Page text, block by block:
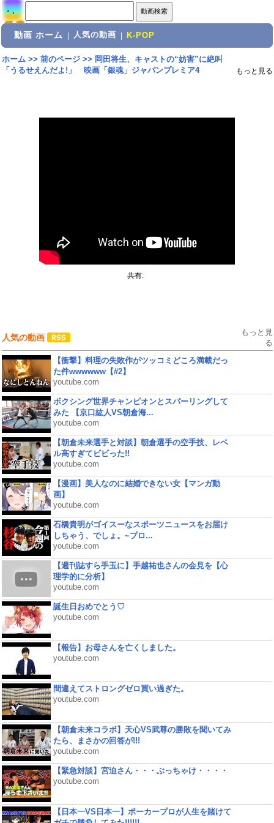
動画 ホーム 人気の動画 K-POP
ホーム>> 前のページ>> 岡田将生、キャストの“妨害”に絶叫
「うるせえんだよ!」 映画「銀魂」ジャパンプレミア4
もっと見る
共有:
人気の動画
もっと見
る
【衝撃】料理の失敗作がツッコミどころ満載だっ
た件wwwwww【#2】
youtube.com
ボクシング世界チャンピオンとスパーリングして
みた 【京口紘人VS朝倉海...
youtube.com
【朝倉未来選手と対談】朝倉選手の空手技、レベ
ル高すぎてビビった!!
youtube.com
【漫画】美人なのに結婚できない女【マンガ動
画】
youtube.com
石橋貴明がゴイスーなスポーツニュースをお届け
しちゃう、でしょ。~プロ...
youtube.com
【週刊誌すら手玉に】手越祐也さんの会見を【心
理学的に分析】
youtube.com
誕生日おめでとう♡
youtube.com
【報告】お母さんを亡くしました。
youtube.com
間違えてストロングゼロ買い過ぎた。
youtube.com
【朝倉未来コラボ】天心VS武尊の勝敗を聞いてみ
たら、まさかの回答が!!!
youtube.com
【緊急対談】宮迫さん・・・ぶっちゃけ・・・・
youtube.com
【日本一VS日本一】ポーカープロが人生を賭けて